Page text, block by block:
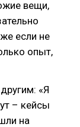
вещи,
если не
опыт,
«Я
– кейсы
на